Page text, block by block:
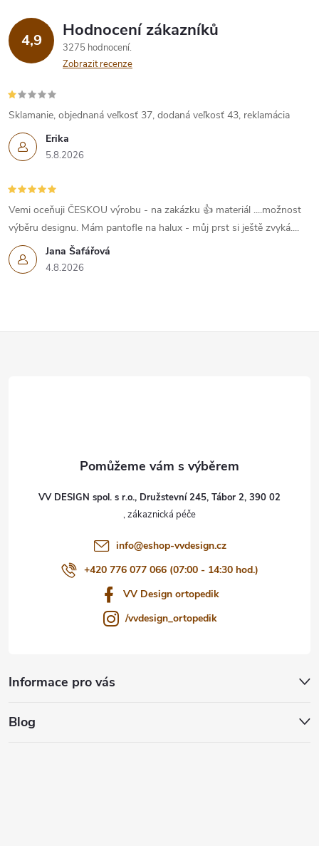
4,9 Hodnocení zákazníků
3275 hodnocení
Zobrazit recenze
Erika
5.8.2026
Sklamanie, objednaná veľkosť 37, dodaná veľkosť 43, reklamácia
Jana Šafářová
4.8.2026
Vemi oceňuji ČESKOU výrobu - na zakázku 👍 materiál ....možnost
výběru designu. Mám pantofle na halux - můj prst si ještě zvyká....
VV DESIGN spol. s r.o., Družstevní 245, Tábor 2, 390 02
info@eshop-vvdesign.cz
+420 776 077 066 (07:00 - 14:30 hod.)
VV Design ortopedik
/vvdesign_ortopedik
Informace pro vás
Blog